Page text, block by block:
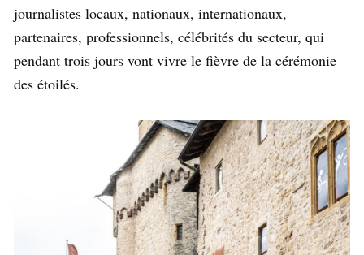
journalistes locaux, nationaux, internationaux,
partenaires, professionnels, célébrités du secteur, qui
pendant trois jours vont vivre le fièvre de la cérémonie
des étoilés.